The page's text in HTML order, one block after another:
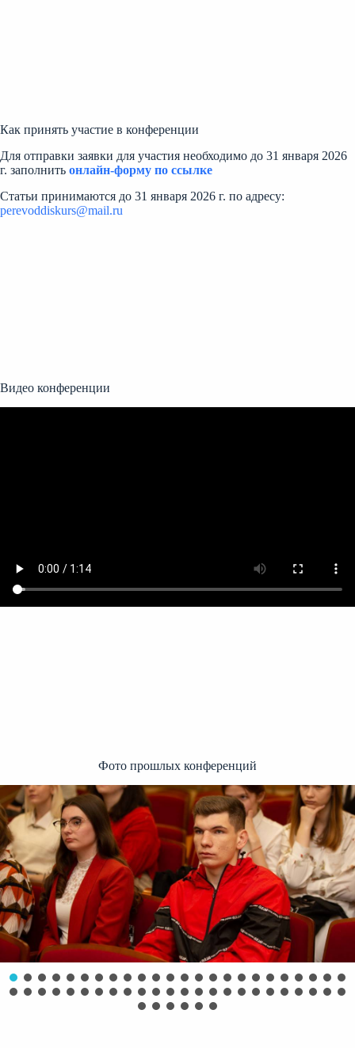
Как принять участие в конференции
Для отправки заявки для участия необходимо до 31 января 2026
г. заполнить онлайн-форму по ссылке
Статьи принимаются до 31 января 2026 г. по адресу:
perevoddiskurs@mail.ru
Видео конференции
Фото прошлых конференций